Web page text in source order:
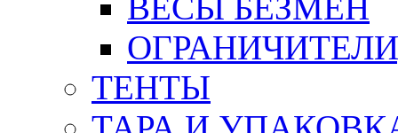
ВЕСЫ БЕЗМЕН
ТЕНТЫ